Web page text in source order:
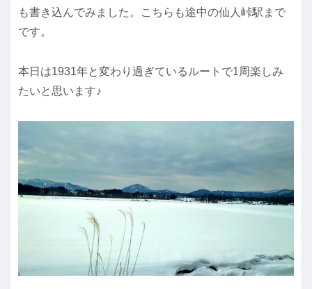
も書き込んでみました。こちらも途中の仙人峠駅まで
です。
本日は1931年と変わり過ぎているルートで1周楽しみ
たいと思います♪